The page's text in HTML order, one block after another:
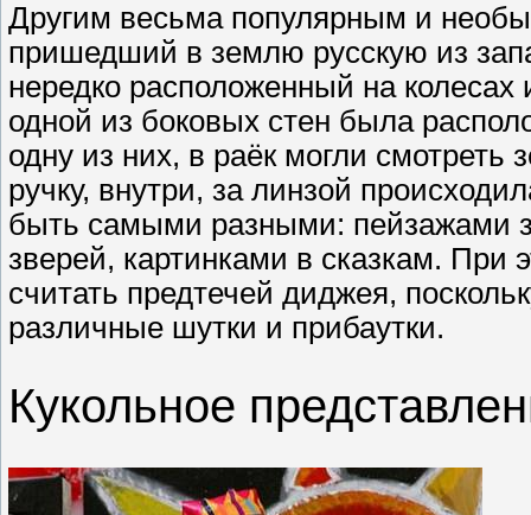
Другим весьма популярным и
пришедший в землю русскую из
нередко расположенный на
одной из боковых стен была
одну из них, в раёк могли смотреть
ручку, внутри, за линзой
быть самыми разными: пейзажами
зверей, картинками в сказкам. При
считать предтечей диджея,
различные шутки и прибаутки.
Кукольное